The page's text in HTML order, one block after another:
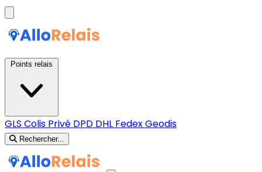
GLS Colis Privé DPD DHL FedexGeodis
Rechercher...